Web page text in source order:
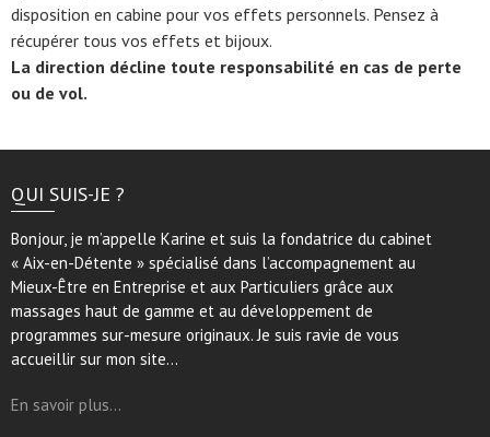
disposition en cabine pour vos effets personnels. Pensez à
récupérer tous vos effets et bijoux.
La direction décline toute responsabilité en cas de perte
ou de vol.
QUI SUIS-JE ?
Bonjour, je m’appelle Karine et suis la fondatrice du cabinet
« Aix-en-Détente » spécialisé dans l’accompagnement au
Mieux-Être en Entreprise et aux Particuliers grâce aux
massages haut de gamme et au développement de
programmes sur-mesure originaux. Je suis ravie de vous
accueillir sur mon site…
En savoir plus…